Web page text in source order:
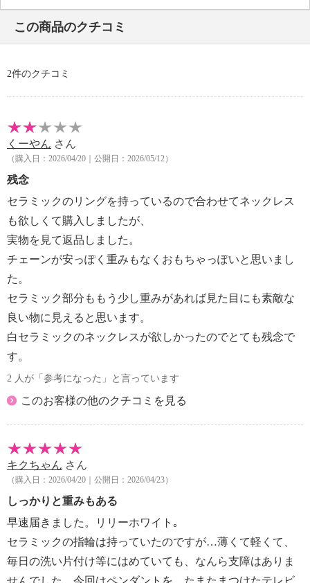
・ステンレス、セラミック
【同梱物（取扱説明書・保管上の注意等）】
・ブランドカード
・個体差あり
この商品のクチコミ
2件のクチコミ
くーやん さん
（購入日：2026/04/20｜公開日：2026/05/12）
残念
セラミックのリングを持っているので合わせてネックレス
も欲しくて購入しましたが、
実物を見て返品しました。
チェーンが安っぽく重みもなくおもちゃっぽいと思いまし
た。
セラミック部分ももう少し重みがあれば見た目にも素敵な
良い物に見えると思います。
白セラミックのネックレスが欲しかったのでとても残念で
す。
2 人が「参考になった」と言っています
このお客様の他のクチコミを見る
キクちゃん さん
（購入日：2026/04/20｜公開日：2026/04/23）
しっかりと重みもある
早速届きました。リリーホワイト｡
セラミックの指輪は持っていたのですが…薄くて軽くて、
毎日の洗い片付け等にはめていても、なんら支障はありま
せんでした。今回はペンダントを。たまたまつけたテレビ